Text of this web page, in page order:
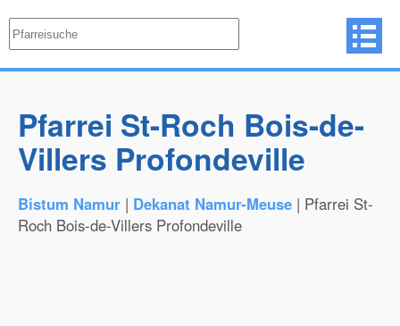
Pfarrei St-Roch Bois-de-
Villers Profondeville
Bistum Namur | Dekanat Namur-Meuse | Pfarrei St-
Roch Bois-de-Villers Profondeville